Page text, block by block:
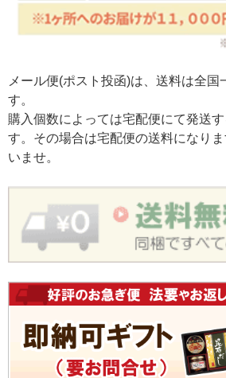
メール便(ポスト投函)は、送料は全国
す。
購入個数によっては宅配便にて発送
す。その場合は宅配便の送料になり
いませ。